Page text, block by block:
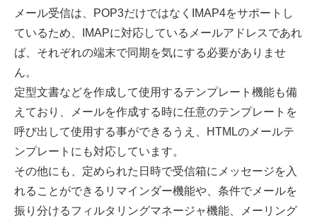
メール受信は、POP3だけではなくIMAP4をサポートし
ているため、IMAPに対応しているメールアドレスであれ
ば、それぞれの端末で同期を気にする必要がありませ
ん。
定型文書などを作成して使用するテンプレート機能も備
えており、メールを作成する時に任意のテンプレートを
呼び出して使用する事ができるうえ、HTMLのメールテ
ンプレートにも対応しています。
その他にも、定められた日時で受信箱にメッセージを入
れることができるリマインダー機能や、条件でメールを
振り分けるフィルタリングマネージャ機能、メーリング